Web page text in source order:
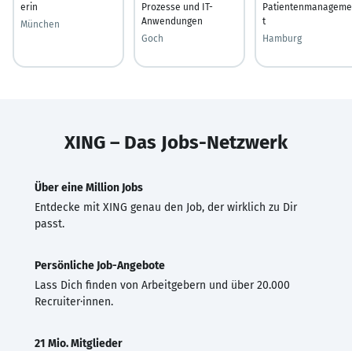
erin
München
Prozesse und IT-
Anwendungen
Goch
t
Hamburg
XING – Das Jobs-Netzwerk
Über eine Million Jobs
Entdecke mit XING genau den Job, der wirklich zu Dir
passt.
Persönliche Job-Angebote
Lass Dich finden von Arbeitgebern und über 20.000
Recruiter·innen.
21 Mio. Mitglieder